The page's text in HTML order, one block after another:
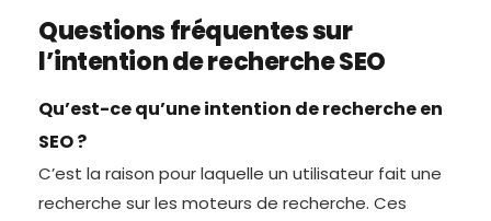
Questions fréquentes sur
l’intention de recherche SEO
Qu’est-ce qu’une intention de recherche en
SEO ?
C’est la raison pour laquelle un utilisateur fait une
recherche sur les moteurs de recherche. Ces